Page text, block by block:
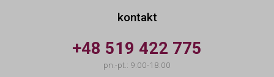
kontakt
+48 519 422 775
pn.-pt.: 9:00-18:00